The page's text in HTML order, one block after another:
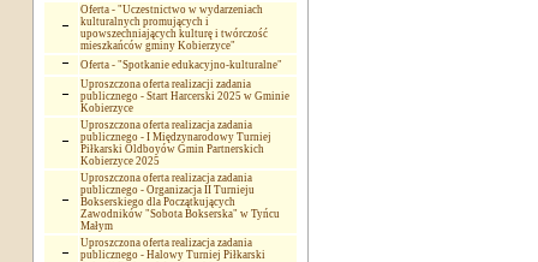
Oferta - "Uczestnictwo w wydarzeniach
kulturalnych promujących i
upowszechniających kulturę i twórczość
mieszkańców gminy Kobierzyce"
Oferta - "Spotkanie edukacyjno-kulturalne"
Uproszczona oferta realizacji zadania
publicznego - Start Harcerski 2025 w Gminie
Kobierzyce
Uproszczona oferta realizacja zadania
publicznego - I Międzynarodowy Turniej
Piłkarski Oldboyów Gmin Partnerskich
Kobierzyce 2025
Uproszczona oferta realizacja zadania
publicznego - Organizacja II Turnieju
Bokserskiego dla Początkujących
Zawodników "Sobota Bokserska" w Tyńcu
Małym
Uproszczona oferta realizacja zadania
publicznego - Halowy Turniej Piłkarski